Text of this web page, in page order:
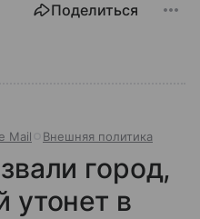
Поделиться
Mail Внешняя политика
город,
утонет в